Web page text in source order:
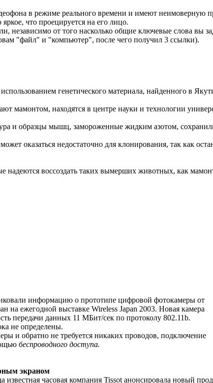
в режиме реального времени и имеют неимоверную
что проецируется на его лицо.
независимо от того насколько общие ключевые слова вы
"файл" и "компьютер", после чего получил 3 ссылки).
генетического материала, найденного в
мамонтом, находятся в центре науки и технологии
и образцы мышц, замороженные жидким азотом,
оказаться недостаточно для клонирования, так как
надеются воссоздать таких вымерших животных, как
информацию о прототипе цифровой фотокамеры от
на ежегодной выставке Wireless Japan 2003. Новая камера
передачи данных 11 МБит/сек по протоколу 802.11b.
не определены.
и обратно не требуется никаких проводов, подключение
беспроводного доступа.
экраном
известная часовая компания Tissot анонсировала новый